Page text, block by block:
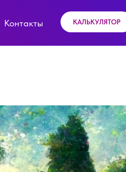
Контакты КАЛЬКУЛЯТОР